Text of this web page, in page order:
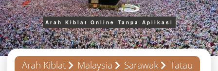
Arah Kiblat Online Tanpa Aplikasi
Arah Kiblat Malaysia Sarawak Tatau